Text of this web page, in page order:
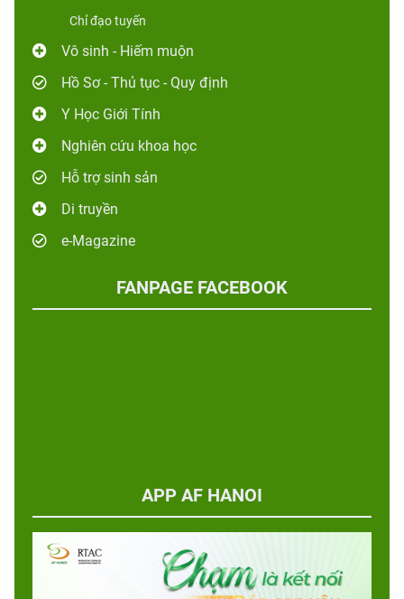
Chỉ đạo tuyến
Vô sinh - Hiếm muộn
Hồ Sơ - Thủ tục - Quy định
Y Học Giới Tính
Nghiên cứu khoa học
Hỗ trợ sinh sản
Di truyền
e-Magazine
FANPAGE FACEBOOK
APP AF HANOI